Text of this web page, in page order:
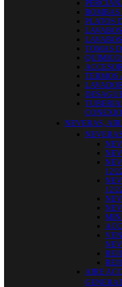
BOMBAS
PLATOS
LAVABOS
TOMAS
TERMOS
NEVERAS,
12/
12/
AIRE